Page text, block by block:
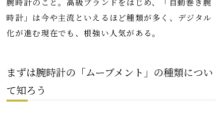
時計」は今や主流といえるほど種類が多く、デジタル
化が進む現在でも、根強い人気がある。
まずは腕時計の「ムーブメント」の種類につい
て知ろう